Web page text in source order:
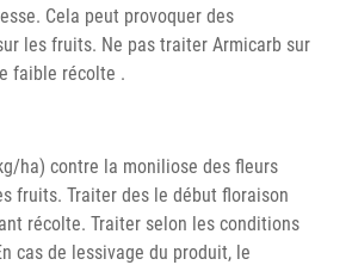
Cela peut provoquer des
les fruits. Ne pas traiter Armicarb sur
faible récolte .
ha) contre la moniliose des fleurs
fruits. Traiter des le début floraison
récolte. Traiter selon les conditions
cas de lessivage du produit, le